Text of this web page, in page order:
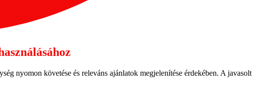
nyomon követése és releváns ajánlatok megjelenítése érdekében. A javasolt